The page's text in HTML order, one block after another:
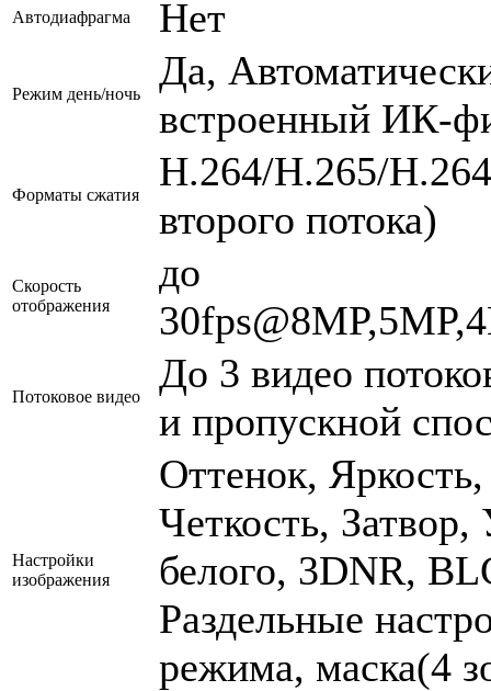
Автодиафрагма Нет
Режим день/ночь
Да,
встроенный ИК-
Форматы сжатия
Н.264/H.265/
второго потока)
Скорость
отображения
до
Потоковое видео
До 3 видео
и пропускной
Настройки
изображения
Оттенок,
Четкость,
белого, 3DNR,
Раздельные
режима, маска(4